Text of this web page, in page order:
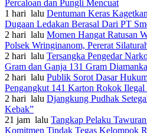
Percaloan dan Pungli Mencuat
1 hari lalu Dentuman Keras
Dugaan Ledakan Berasal Dari PT
2 hari lalu Momen Hangat Ratusan
Polsek Wringinanom, Pererat
2 hari lalu Tersangka Pengedar
Gram dan Ganja 131 Gram
2 hari lalu Publik Sorot Dasar
Pengangkut 141 Karton Rokok Ilegal
2 hari lalu Djangkung Pudhak
Kebak”
21 jam lalu Tangkap Pelaku
Komitmen Tindak Tegas Kelompok